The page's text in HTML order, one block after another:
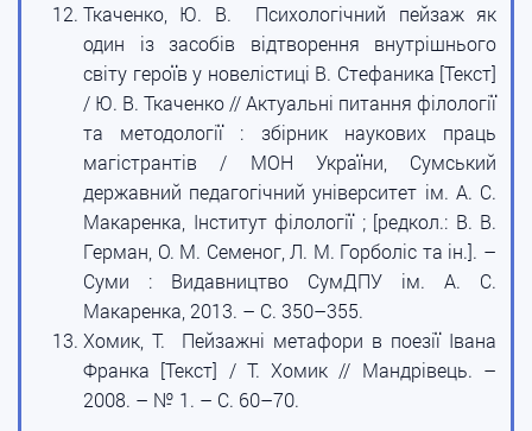
Ткаченко, Ю. В. Психологічний пейзаж як
один із засобів відтворення внутрішнього
світу героїв у новелістиці В. Стефаника [Текст]
/ Ю. В. Ткаченко // Актуальні питання філології
та методології : збірник наукових праць
магістрантів / МОН України, Сумський
державний педагогічний університет ім. А. С.
Макаренка, Інститут філології ; [редкол.: В. В.
Герман, О. М. Семеног, Л. М. Горболіс та ін.]. –
Суми : Видавництво СумДПУ ім. А. С.
Макаренка, 2013. – С. 350–355.
Хомик, Т. Пейзажні метафори в поезії Івана
Франка [Текст] / Т. Хомик // Мандрівець. –
2008. – № 1. – С. 60–70.